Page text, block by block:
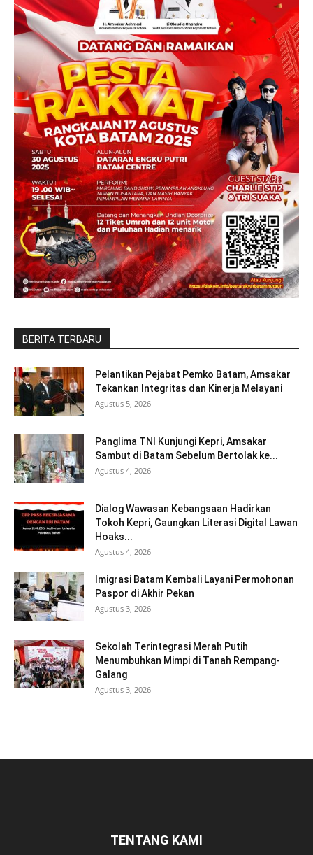
BERITA TERBARU
Pelantikan Pejabat Pemko Batam, Amsakar
Tekankan Integritas dan Kinerja Melayani
Agustus 5, 2026
Panglima TNI Kunjungi Kepri, Amsakar
Sambut di Batam Sebelum Bertolak ke...
Agustus 4, 2026
Dialog Wawasan Kebangsaan Hadirkan
Tokoh Kepri, Gaungkan Literasi Digital Lawan
Hoaks...
Agustus 4, 2026
Imigrasi Batam Kembali Layani Permohonan
Paspor di Akhir Pekan
Agustus 3, 2026
Sekolah Terintegrasi Merah Putih
Menumbuhkan Mimpi di Tanah Rempang-
Galang
Agustus 3, 2026
TENTANG KAMI